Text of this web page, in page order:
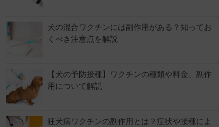
犬の混合ワクチンには副作用がある？知ってお
くべき注意点を解説
【犬の予防接種】ワクチンの種類や料金、副作
用について解説
狂犬病ワクチンの副作用とは？症状や接種によ